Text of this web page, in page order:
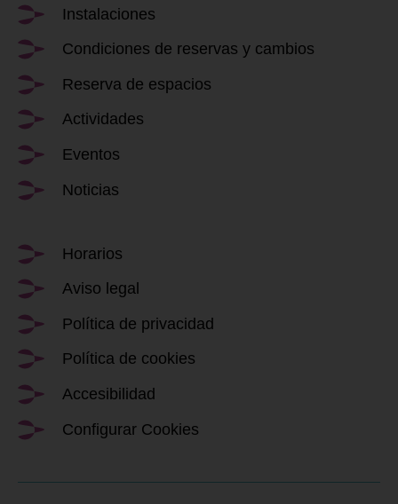
Instalaciones
Condiciones de reservas y cambios
Reserva de espacios
Actividades
Eventos
Noticias
Horarios
Aviso legal
Política de privacidad
Política de cookies
Accesibilidad
Configurar Cookies